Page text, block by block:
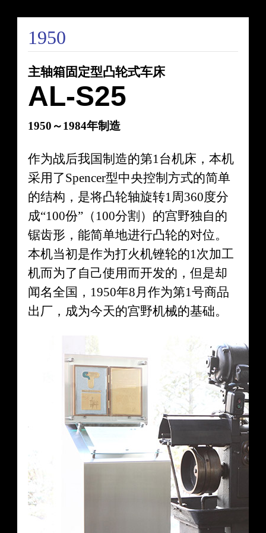
1950
主轴箱固定型凸轮式车床
AL-S25
1950～1984年制造
作为战后我国制造的第1台机床，本机
采用了Spencer型中央控制方式的简单
的结构，是将凸轮轴旋转1周360度分
成“100份”（100分割）的宫野独自的
锯齿形，能简单地进行凸轮的对位。
本机当初是作为打火机锉轮的1次加工
机而为了自己使用而开发的，但是却
闻名全国，1950年8月作为第1号商品
出厂，成为今天的宫野机械的基础。